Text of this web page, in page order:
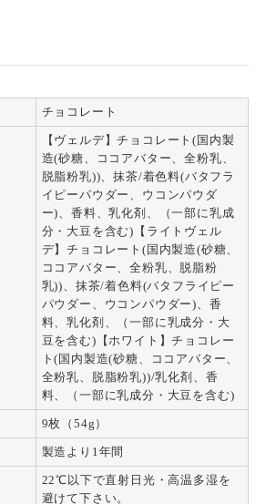
チョコレート
【ヴェルデ】チョコレート(国内製
造(砂糖、ココアバター、全粉乳、
脱脂粉乳))、抹茶/着色料(バタフラ
イピーパウダー、ウコンパウダ
ー)、香料、乳化剤、（一部に乳成
分・大豆を含む)【ライトヴェル
デ】チョコレート(国内製造(砂糖、
ココアバター、全粉乳、脱脂粉
乳))、抹茶/着色料(バタフライピー
パウダー、ウコンパウダー)、香
料、乳化剤、（一部に乳成分・大
豆を含む)【ホワイト】チョコレー
ト(国内製造(砂糖、ココアバター、
全粉乳、脱脂粉乳))/乳化剤、香
料、（一部に乳成分・大豆を含む)
9枚（54g）
製造より1年間
22℃以下で直射日光・高温多湿を
避けて下さい。